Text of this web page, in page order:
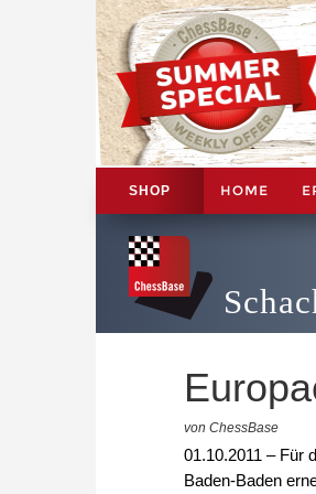
SHOP HOME
von ChessBase
01.10.2011 – Für
Baden-Baden